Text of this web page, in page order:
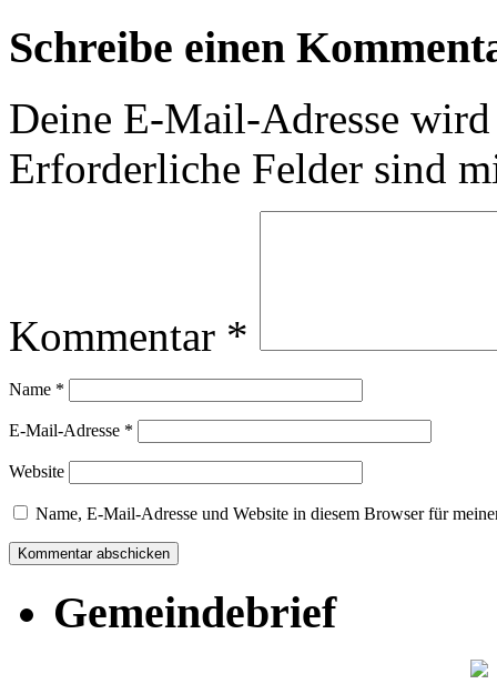
Schreibe einen
Deine E-Mail-Adresse
Erforderliche Felder sind
Kommentar *
Name *
E-Mail-Adresse *
Website
Name, E-Mail-Adresse und Website in diesem Browser für
Gemeindebrief